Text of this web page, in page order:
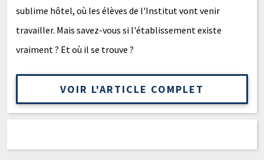
sublime hôtel, où les élèves de l'Institut vont venir
travailler. Mais savez-vous si l'établissement existe
vraiment ? Et où il se trouve ?
VOIR L'ARTICLE COMPLET